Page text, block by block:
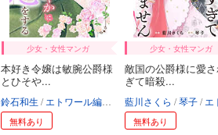
少女・女性マンガ
本好き令嬢は敏腕公爵様
とひそや...
鈴石和生 エトワール編集部
無料あり
少女・女性マンガ
敵国の公爵様に愛
ぎて暗殺...
藍川さくら 琴子 エトワー
無料あり